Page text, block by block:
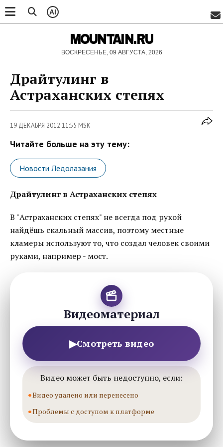
AI
MOUNTAIN.RU
ВОСКРЕСЕНЬЕ, 09 АВГУСТА, 2026
Драйтулинг в
Астраханских степях
19 ДЕКАБРЯ 2012 11:55 MSK
Читайте больше на эту тему:
Новости Ледолазания
Драйтулинг в Астраханских степях
В "Астраханских степях" не всегда под рукой
найдёшь скальный массив, поэтому местные
кламеры используют то, что создал человек своими
руками, например - мост.
Видеоматериал
▶Смотреть видео
Видео может быть недоступно, если:
Видео удалено или перенесено
Проблемы с доступом к платформе